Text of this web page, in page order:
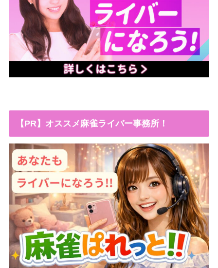
【PR】オススメ麻雀ライバー事務所！